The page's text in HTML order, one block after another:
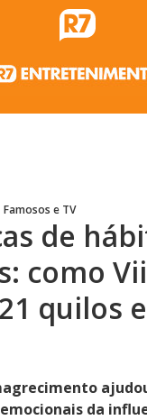
Famosos e TV
de
como
quilos
da